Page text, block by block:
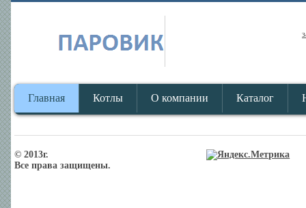
Главная Котлы О компании Каталог
© 2013г.
Все права защищены.